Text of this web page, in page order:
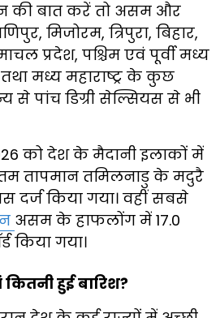
की बात करें तो असम और
मिजोरम, त्रिपुरा, बिहार,
प्रदेश, पश्चिम एवं पूर्वी मध्य
तथा मध्य महाराष्ट्र के कुछ
से पांच डिग्री सेल्सियस से भी
को देश के मैदानी इलाकों में
तापमान तमिलनाडु के मदुरै
दर्ज किया गया। वहीं सबसे
असम के हाफलोंग में 17.0
किया गया।
हुई बारिश?